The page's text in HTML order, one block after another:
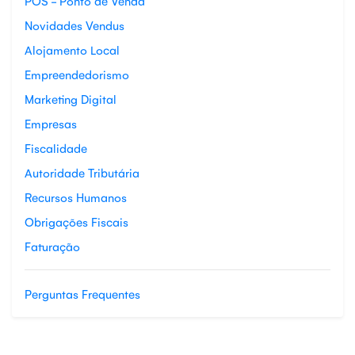
Novidades Vendus
Alojamento Local
Empreendedorismo
Marketing Digital
Empresas
Fiscalidade
Autoridade Tributária
Recursos Humanos
Obrigações Fiscais
Faturação
Perguntas Frequentes